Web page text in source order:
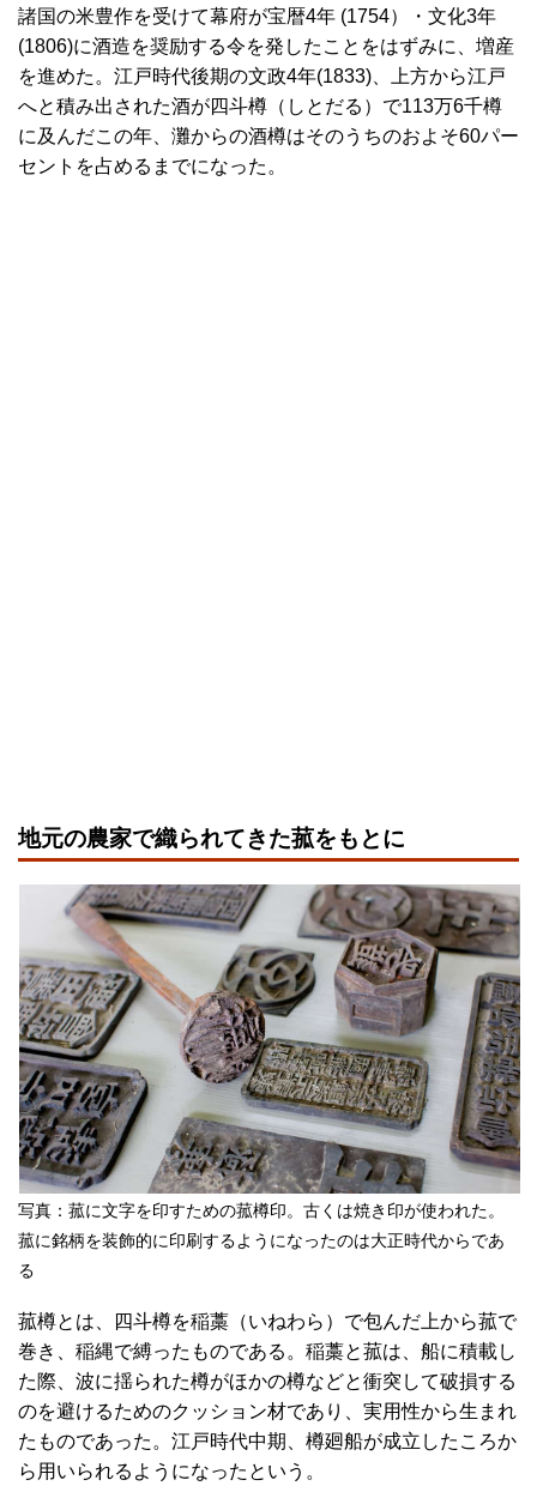
諸国の米豊作を受けて幕府が宝暦4年 (1754）・文化3年
(1806)に酒造を奨励する令を発したことをはずみに、増産
を進めた。江戸時代後期の文政4年(1833)、上方から江戸
へと積み出された酒が四斗樽（しとだる）で113万6千樽
に及んだこの年、灘からの酒樽はそのうちのおよそ60パー
セントを占めるまでになった。
地元の農家で織られてきた菰をもとに
写真：菰に文字を印すための菰樽印。古くは焼き印が使われた。
菰に銘柄を装飾的に印刷するようになったのは大正時代からであ
る
菰樽とは、四斗樽を稲藁（いねわら）で包んだ上から菰で
巻き、稲縄で縛ったものである。稲藁と菰は、船に積載し
た際、波に揺られた樽がほかの樽などと衝突して破損する
のを避けるためのクッション材であり、実用性から生まれ
たものであった。江戸時代中期、樽廻船が成立したころか
ら用いられるようになったという。